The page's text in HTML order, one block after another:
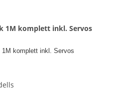
1M komplett inkl. Servos